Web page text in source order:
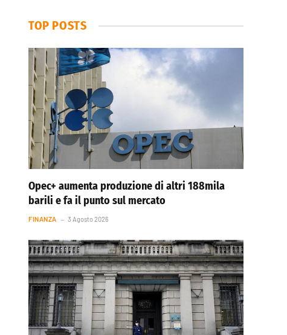
TOP POSTS
Opec+ aumenta produzione di altri 188mila
barili e fa il punto sul mercato
FINANZA 3 Agosto 2026